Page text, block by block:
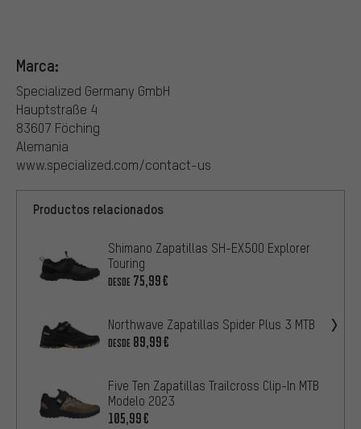
Marca:
Specialized Germany GmbH
Hauptstraße 4
83607 Föching
Alemania
www.specialized.com/contact-us
Productos relacionados
Shimano Zapatillas SH-EX500 Explorer
Touring
DESDE 75,99€
Northwave Zapatillas Spider Plus 3 MTB
DESDE 89,99€
Five Ten Zapatillas Trailcross Clip-In MTB
Modelo 2023
105,99€